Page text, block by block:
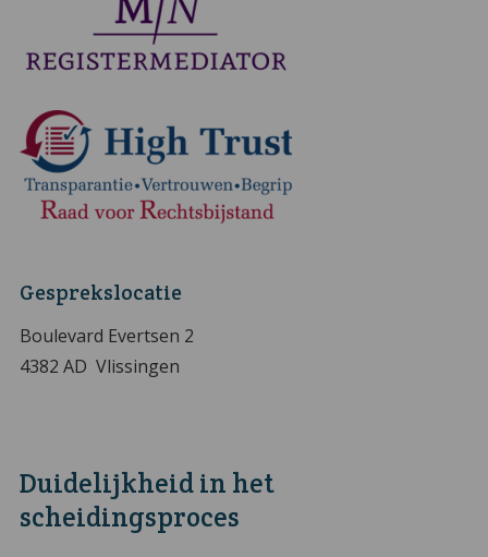
Gesprekslocatie
Boulevard Evertsen 2
4382 AD Vlissingen
Duidelijkheid in het
scheidingsproces